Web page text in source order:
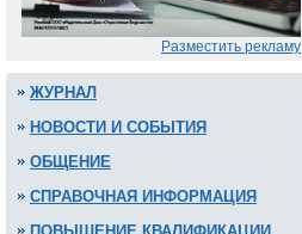
Разместить рекламу
ЖУРНАЛ
НОВОСТИ И СОБЫТИЯ
ОБЩЕНИЕ
СПРАВОЧНАЯ ИНФОРМАЦИЯ